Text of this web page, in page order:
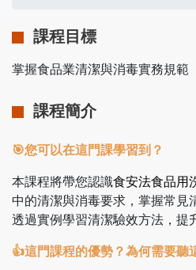
課程目標
掌握食品業清潔與消毒實務規範
課程簡介
🎯您可以在這門課學習到？
本課程將帶您認識食安法食品用
中的清潔與消毒要求，掌握常見
透過實例學習清潔驗效方法，提
👍這門課程的優勢？為何需要聽